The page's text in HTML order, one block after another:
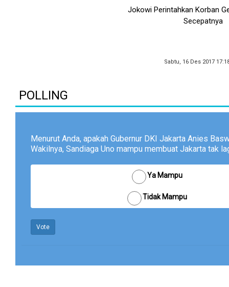
Jokowi Perintahkan Korban
Secepatnya
Sabtu, 16 Des 2017
POLLING
Menurut Anda, apakah Gubernur DKI Jakarta Anies
Wakilnya, Sandiaga Uno mampu membuat Jakarta tak
Ya Mampu
Tidak Mampu
Vote